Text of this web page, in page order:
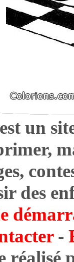
un
des
-
réalisé